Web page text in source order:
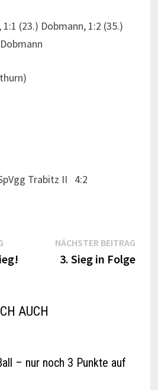
(23.) Dobmann, 1:2 (35.)
Trabitz II 4:2
Vorheriger
Beitrag:
NÄCHSTER BEITRAG
3. Sieg in Folge
AUCH
– nur noch 3 Punkte auf